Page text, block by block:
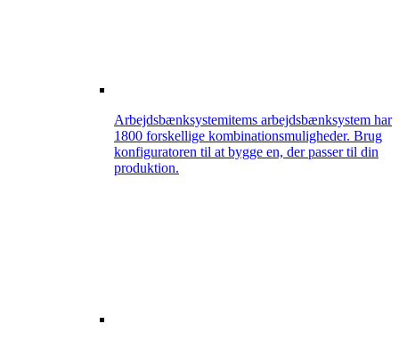
Arbejdsbænksystemitems arbejdsbænksystem har
1800 forskellige kombinationsmuligheder. Brug
konfiguratoren til at bygge en, der passer til din
produktion.